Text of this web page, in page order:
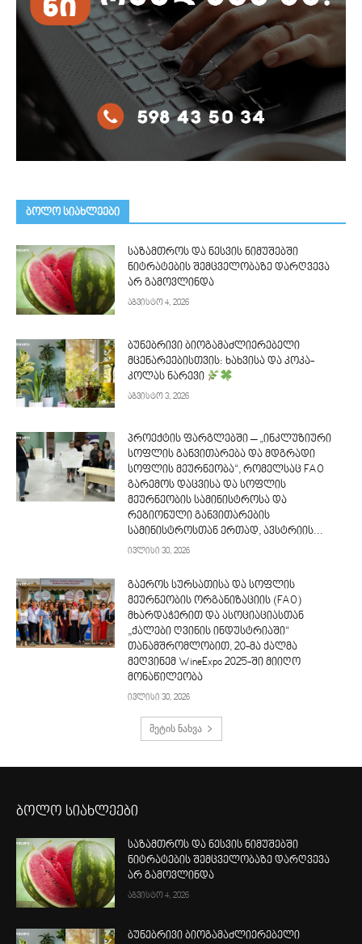
ᲑᲝᲚᲝ ᲡᲘᲐᲮᲚᲔᲔᲑᲘ
საზამთროს და ნესვის ნიმუშებში
ნიტრატების შემცველობაზე დარღვევა
არ გამოვლინდა
აგვისტო 4, 2026
ბუნებრივი ბიოგამაძლიერებელი
მცენარეებისთვის: ხახვისა და კოკა-
კოლას ნარევი
აგვისტო 3, 2026
პროექტის ფარგლებში – „ინკლუზიური
სოფლის განვითარება და მდგრადი
სოფლის მეურნეობა“, რომელსაც FAO
გარემოს დაცვისა და სოფლის
მეურნეობის სამინისტროსა და
რეგიონული განვითარების
სამინისტროსთან ერთად, ავსტრიის...
ივლისი 30, 2026
გაეროს სურსათისა და სოფლის
მეურნეობის ორგანიზაციის (FAO)
მხარდაჭერით და ასოციაციასთან
„ქალები ღვინის ინდუსტრიაში“
თანამშრომლობით, 20-მა ქალმა
მეღვინემ WineExpo 2025-ში მიიღო
მონაწილეობა
ივლისი 30, 2026
მეტის ნახვა
ბოლო სიახლეები
საზამთროს და ნესვის ნიმუშებში
ნიტრატების შემცველობაზე დარღვევა
არ გამოვლინდა
აგვისტო 4, 2026
ბუნებრივი ბიოგამაძლიერებელი